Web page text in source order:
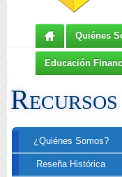
Quiénes
Educación
¿Quiénes Somos?
Reseña Histórica